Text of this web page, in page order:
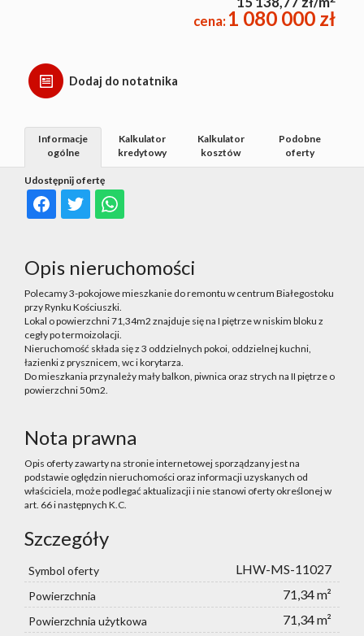
cena:1 080 000 zł
Dodaj do notatnika
Udostępnij ofertę
Informacje
ogólne
Kalkulator
kredytowy
Kalkulator
kosztów
Podobne
oferty
Opis nieruchomości
Polecamy 3-pokojowe mieszkanie do remontu w centrum Białegostoku
przy Rynku Kościuszki.
Lokal o powierzchni 71,34m2 znajduje się na I piętrze w niskim bloku z
cegły po termoizolacji.
Nieruchomość składa się z 3 oddzielnych pokoi, oddzielnej kuchni,
łazienki z prysznicem, wc i korytarza.
Do mieszkania przynależy mały balkon, piwnica oraz strych na II piętrze o
powierzchni 50m2.
Nota prawna
Opis oferty zawarty na stronie internetowej sporządzany jest na
podstawie oględzin nieruchomości oraz informacji uzyskanych od
właściciela, może podlegać aktualizacji i nie stanowi oferty określonej w
art. 66 i następnych K.C.
Szczegóły
Symbol oferty LHW-MS-11027
Powierzchnia 71,34 m²
Powierzchnia użytkowa 71,34 m²